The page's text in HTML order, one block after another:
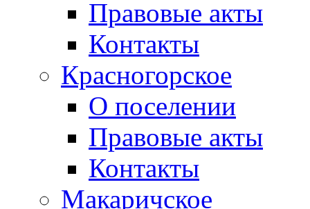
Правовые акты
Контакты
Красногорское
О поселении
Правовые акты
Контакты
Макаричское